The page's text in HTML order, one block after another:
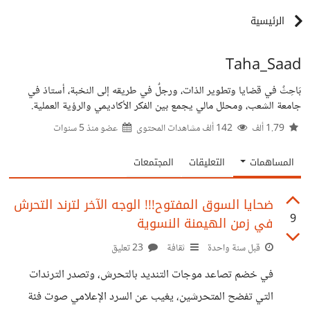
الرئيسية
Taha_Saad
بَاحِثٌ في قضايا وتطوير الذات، ورجلٌ في طريقه إلى النخبة، أستاذ في
جامعة الشعب، ومحلل مالي يجمع بين الفكر الأكاديمي والرؤية العملية.
عضو منذ5 سنوات
المساهمات التعليقات المجتمعات
9
ضحايا السوق المفتوح!!! الوجه الآخر لترند التحرش
في زمن الهيمنة النسوية
قبل سنة واحدة ثقافة
في خضم تصاعد موجات التنديد بالتحرش، وتصدر الترندات
التي تفضح المتحرشين، يغيب عن السرد الإعلامي صوت فئة